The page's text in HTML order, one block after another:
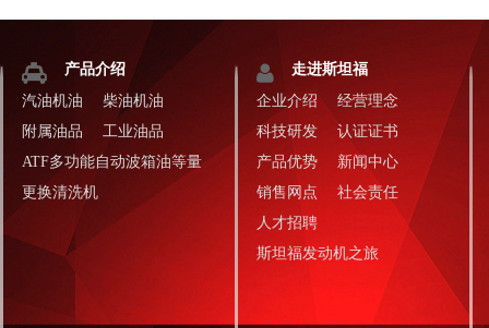
产品介绍
汽油机油
柴油机油
附属油品
工业油品
ATF多功能自动波箱油等量
更换清洗机
走进斯坦福
企业介绍
经营理念
科技研发
认证证书
产品优势
新闻中心
销售网点
社会责任
人才招聘
斯坦福发动机之旅